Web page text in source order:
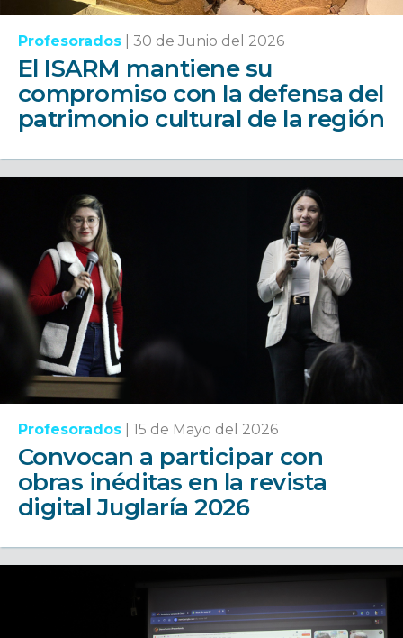
Profesorados 30 de Junio del 2026
El ISARM mantiene su
compromiso con la defensa del
patrimonio cultural de la región
Profesorados 15 de Mayo del 2026
Convocan a participar con
obras inéditas en la revista
digital Juglaría 2026